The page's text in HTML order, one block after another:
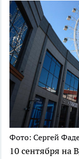
Фото: Сергей
10 сентября на